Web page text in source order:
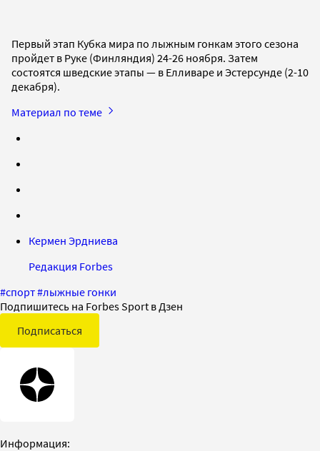
Первый этап Кубка мира по лыжным гонкам этого сезона
пройдет в Руке (Финляндия) 24-26 ноября. Затем
состоятся шведские этапы — в Елливаре и Эстерсунде (2-10
декабря).
Материал по теме
Кермен Эрдниева
Редакция Forbes
#спорт#лыжные гонки
Подпишитесь на Forbes Sport в Дзен
Подписаться
Информация: